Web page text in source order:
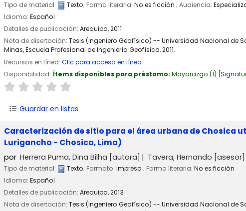
Tipo de material: Texto; Forma literaria: No es ficción ; Audiencia:
Idioma: Español
Detalles de publicación: Arequipa,2011
Nota de disertación: Tesis (Ingeniero Geofísico) -- Universidad Nacional de
Minas, Escuela Profesional de Ingeniería Geofísica, 2011.
Recursos en línea: Clic para acceso en línea
Disponibilidad: Ítems disponibles para préstamo: Mayorazgo (1)
Guardar en listas
Caracterización de sitio para el área urbana de Chosica
Lurigancho - Chosica, Lima)
por Herrera Puma, Dina Bilha [autora] Tavera, Hernando [asesor]
Tipo de material: Texto; Formato: impreso ; Forma literaria: No es ficción
Idioma: Español
Detalles de publicación: Arequipa,2013
Nota de disertación: Tesis (Ingeniero Geofísico) -- Universidad Nacional de